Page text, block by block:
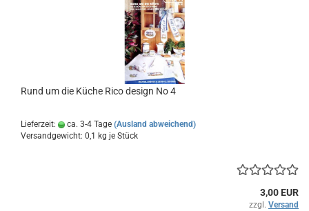
Rund um die Küche Rico design No 4
Lieferzeit: ca. 3-4 Tage (Ausland abweichend)
Versandgewicht: 0,1 kg je Stück
3,00 EUR
zzgl. Versand